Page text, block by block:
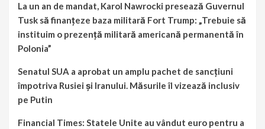
La un an de mandat, Karol Nawrocki presează Guvernul
Tusk să finanțeze baza militară Fort Trump: „Trebuie să
instituim o prezență militară americană permanentă în
Polonia”
Senatul SUA a aprobat un amplu pachet de sancțiuni
împotriva Rusiei și Iranului. Măsurile îl vizează inclusiv
pe Putin
Financial Times: Statele Unite au vândut euro pentru a